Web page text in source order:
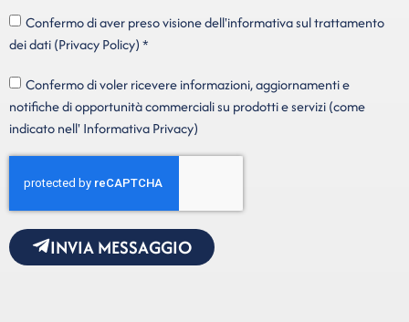
Confermo di aver preso visione dell'informativa sul trattamento
dei dati (Privacy Policy) *
Confermo di voler ricevere informazioni, aggiornamenti e
notifiche di opportunità commerciali su prodotti e servizi (come
indicato nell' Informativa Privacy)
INVIA MESSAGGIO